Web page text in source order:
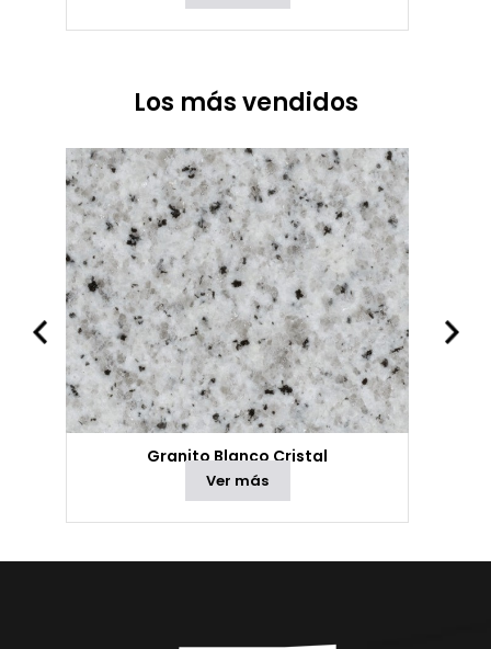
Los más vendidos
Granito Blanco Cristal
Ver más